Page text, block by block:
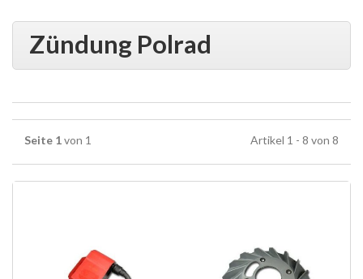
Zündung Polrad
Seite 1von 1 Artikel 1 - 8 von 8